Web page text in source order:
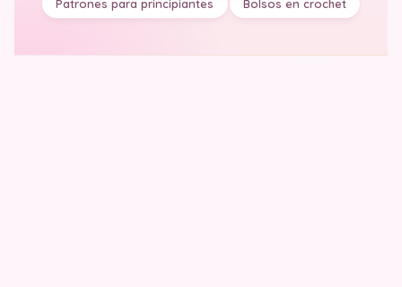
Patrones para principiantes Bolsos en crochet